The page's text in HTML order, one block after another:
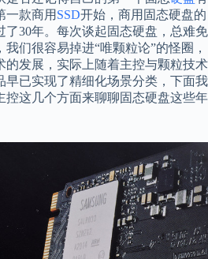
一款商用 SSD开始，商用固态硬盘的
了30年。每次谈起固态硬盘，总难免
们很容易掉进“唯颗粒论”的怪圈，
的发展，实际上随着主控与颗粒技术
早已实现了精细化场景分类，下面我
控这几个方面来聊聊固态硬盘这些年